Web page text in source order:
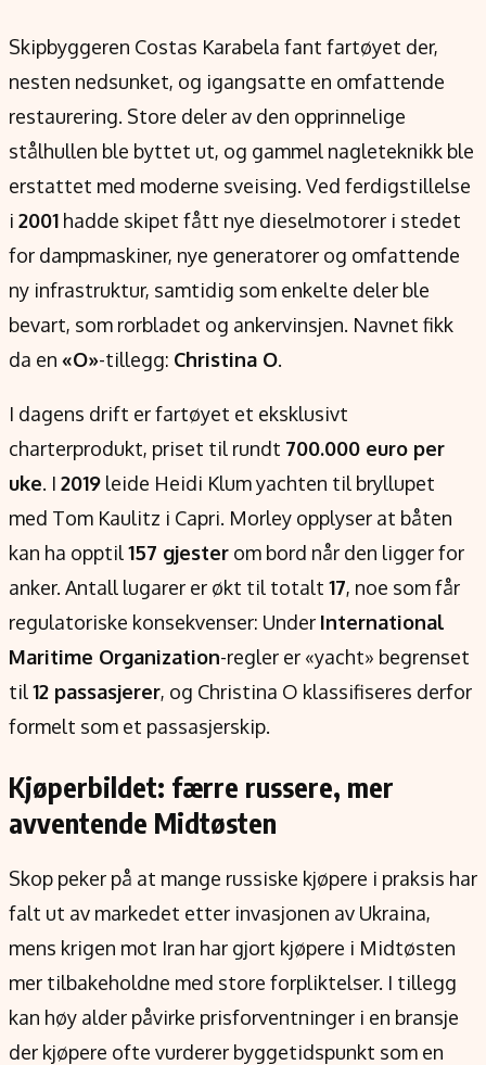
Skipbyggeren Costas Karabela fant fartøyet der,
nesten nedsunket, og igangsatte en omfattende
restaurering. Store deler av den opprinnelige
stålhullen ble byttet ut, og gammel nagleteknikk ble
erstattet med moderne sveising. Ved ferdigstillelse
i 2001 hadde skipet fått nye dieselmotorer i stedet
for dampmaskiner, nye generatorer og omfattende
ny infrastruktur, samtidig som enkelte deler ble
bevart, som rorbladet og ankervinsjen. Navnet fikk
da en «O»-tillegg: Christina O.
I dagens drift er fartøyet et eksklusivt
charterprodukt, priset til rundt 700.000 euro per
uke. I 2019 leide Heidi Klum yachten til bryllupet
med Tom Kaulitz i Capri. Morley opplyser at båten
kan ha opptil157 gjester om bord når den ligger for
anker. Antall lugarer er økt til totalt 17, noe som får
regulatoriske konsekvenser: Under International
Maritime Organization-regler er «yacht» begrenset
til12 passasjerer, og Christina O klassifiseres derfor
formelt som et passasjerskip.
Kjøperbildet: færre russere, mer
avventende Midtøsten
Skop peker på at mange russiske kjøpere i praksis har
falt ut av markedet etter invasjonen av Ukraina,
mens krigen mot Iran har gjort kjøpere i Midtøsten
mer tilbakeholdne med store forpliktelser. I tillegg
kan høy alder påvirke prisforventninger i en bransje
der kjøpere ofte vurderer byggetidspunkt som en